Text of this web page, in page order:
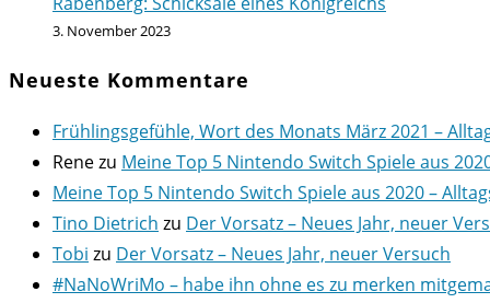
3. November 2023
Neueste Kommentare
Frühlingsgefühle, Wort des Monats März 2021 –
Renezu Meine Top 5 Nintendo Switch Spiele aus
Meine Top 5 Nintendo Switch Spiele aus 2020 –
Tino Dietrich zu Der Vorsatz – Neues Jahr, neuer
Tobi zu Der Vorsatz – Neues Jahr, neuer Versuch
#NaNoWriMo – habe ihn ohne es zu merken